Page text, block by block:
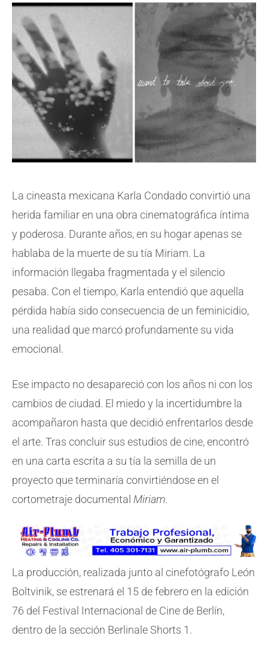
La cineasta mexicana Karla Condado convirtió una
herida familiar en una obra cinematográfica íntima
y poderosa. Durante años, en su hogar apenas se
hablaba de la muerte de su tía Miriam. La
información llegaba fragmentada y el silencio
pesaba. Con el tiempo, Karla entendió que aquella
pérdida había sido consecuencia de un feminicidio,
una realidad que marcó profundamente su vida
emocional.
Ese impacto no desapareció con los años ni con los
cambios de ciudad. El miedo y la incertidumbre la
acompañaron hasta que decidió enfrentarlos desde
el arte. Tras concluir sus estudios de cine, encontró
en una carta escrita a su tía la semilla de un
proyecto que terminaría convirtiéndose en el
cortometraje documental Miriam.
La producción, realizada junto al cinefotógrafo León
Boltvinik, se estrenará el 15 de febrero en la edición
76 del Festival Internacional de Cine de Berlín,
dentro de la sección Berlinale Shorts 1.